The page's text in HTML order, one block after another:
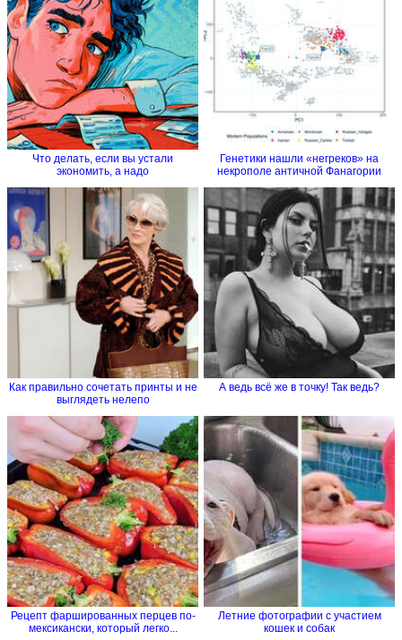
Что делать, если вы устали
экономить, а надо
Генетики нашли «негреков» на
некрополе античной Фанагории
Как правильно сочетать принты и не
выглядеть нелепо
А ведь всё же в точку! Так ведь?
Рецепт фаршированных перцев по-
мексикански, который легко...
Летние фотографии с участием
кошек и собак